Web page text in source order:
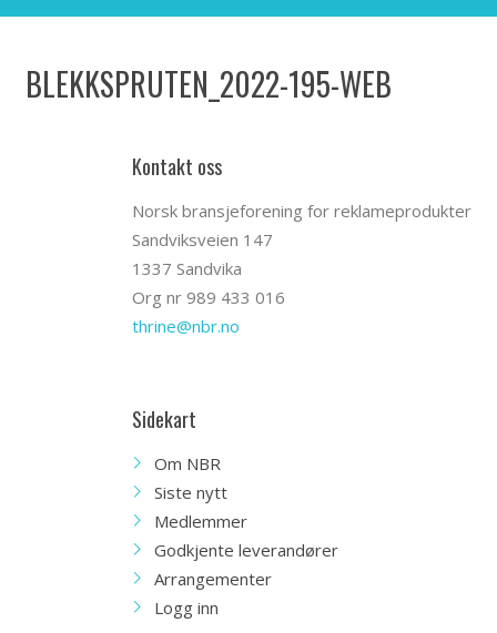
BLEKKSPRUTEN_2022-195-WEB
Kontakt oss
Norsk bransjeforening for reklameprodukter
Sandviksveien 147
1337 Sandvika
Org nr 989 433 016
thrine@nbr.no
Sidekart
Om NBR
Siste nytt
Medlemmer
Godkjente leverandører
Arrangementer
Logg inn